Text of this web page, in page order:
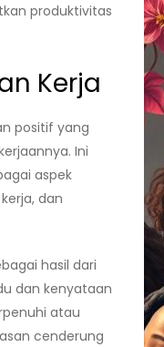
produktivitas
Kerja
positif yang
Ini
aspek
dan
hasil dari
dan kenyataan
atau
cenderung